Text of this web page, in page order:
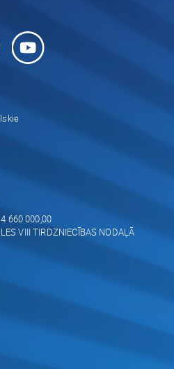
660 000,00
VIII TIRDZNIECĪBAS NODAĻĀ